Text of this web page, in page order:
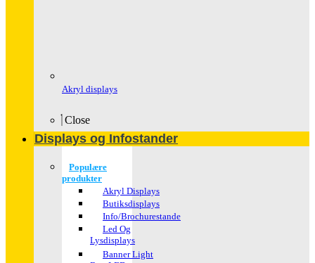
Akryl displays
Close
Displays og Infostander
Populære
produkter
Akryl Displays
Butiksdisplays
Info/Brochurestande
Led Og
Lysdisplays
Banner Light